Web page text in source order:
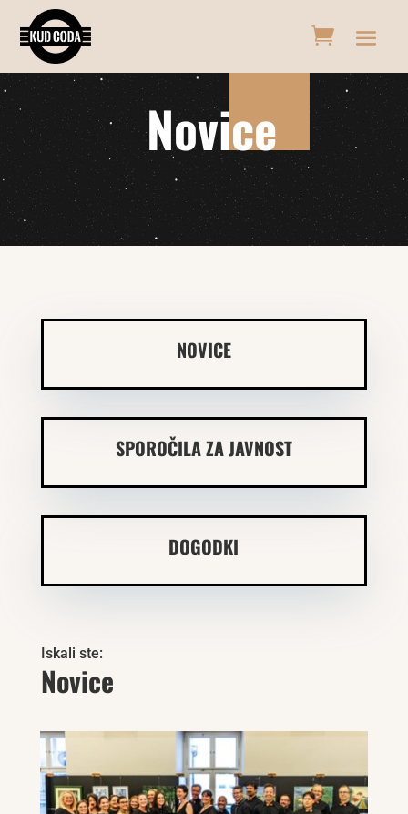
Novice
NOVICE
SPOROČILA ZA JAVNOST
DOGODKI
Iskali ste:
Novice